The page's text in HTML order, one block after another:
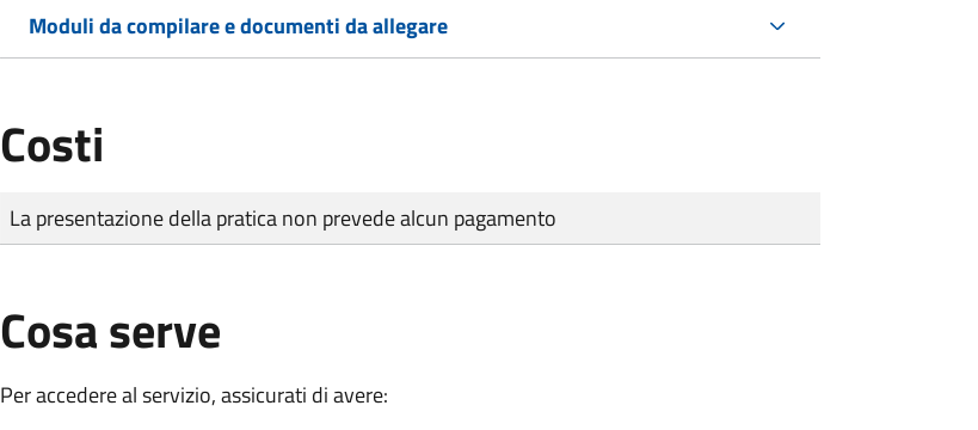
Moduli da compilare e documenti da allegare
Costi
Tipo di pagamento
Importo
La presentazione della pratica non prevede alcun pagamento
Cosa serve
Per accedere al servizio, assicurati di avere: